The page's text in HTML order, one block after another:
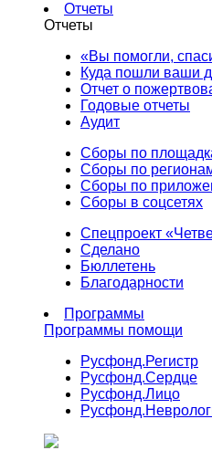
Отчеты
Отчеты
«Вы помогли,
Куда пошли ваши
Отчет о
Годовые отчеты
Аудит
Сборы по
Сборы по
Сборы по
Сборы в соцсетях
Спецпроект
Сделано
Бюллетень
Благодарности
Программы
Программы помощи
Русфонд.Регистр
Русфонд.Сердце
Русфонд.Лицо
Русфонд.